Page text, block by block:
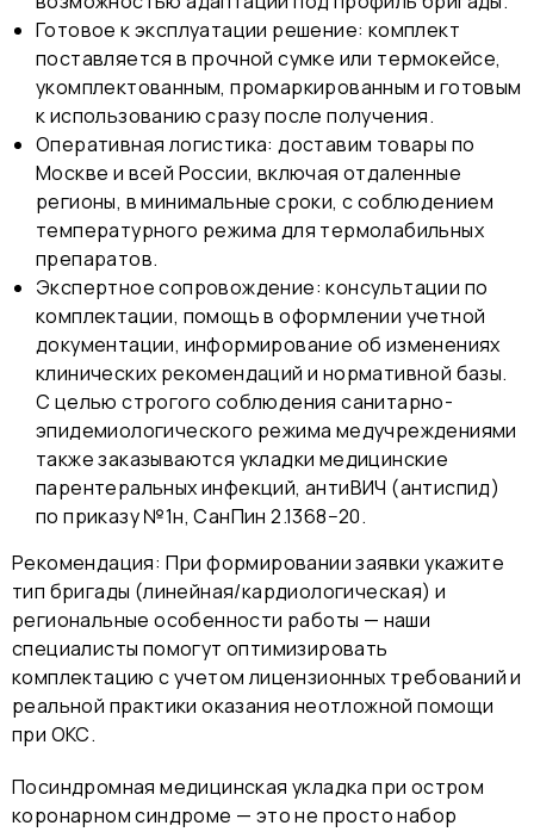
Готовое к эксплуатации решение: комплект
поставляется в прочной сумке или термокейсе,
укомплектованным, промаркированным и готовым
к использованию сразу после получения.
Оперативная логистика: доставим товары по
Москве и всей России, включая отдаленные
регионы, в минимальные сроки, с соблюдением
температурного режима для термолабильных
препаратов.
Экспертное сопровождение: консультации по
комплектации, помощь в оформлении учетной
документации, информирование об изменениях
клинических рекомендаций и нормативной базы.
С целью строгого соблюдения санитарно-
эпидемиологического режима медучреждениями
также заказываются укладки медицинские
парентеральных инфекций, антиВИЧ (антиспид)
по приказу №1н, СанПин 2.1368−20.
Рекомендация: При формировании заявки укажите
тип бригады (линейная/кардиологическая) и
региональные особенности работы — наши
специалисты помогут оптимизировать
комплектацию с учетом лицензионных требований и
реальной практики оказания неотложной помощи
при ОКС.
Посиндромная медицинская укладка при остром
коронарном синдроме — это не просто набор